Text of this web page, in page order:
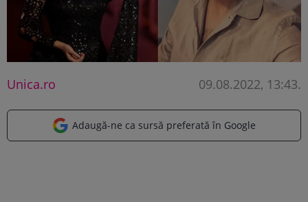
Unica.ro 09.08.2022, 13:43.
Adaugă-ne ca sursă preferată în Google